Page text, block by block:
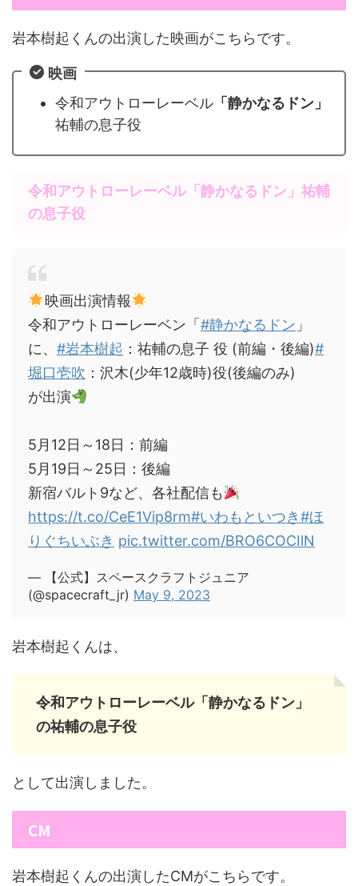
岩本樹起くんの出演した映画がこちらです。
映画
令和アウトローレーベル 「静かなるドン」
祐輔の息子役
令和アウトローレーベル「静かなるドン」 祐輔
の息子役
映画出演情報
令和アウトローレーベン「 #静かなるドン 」
に、 #岩本樹起 ：祐輔の息子 役 (前編・後編)#
堀口壱吹 ：沢木(少年12歳時)役(後編のみ)
が出演
5月12日～18日：前編
5月19日～25日：後編
新宿バルト9など、各社配信も
https://t.co/CeE1Vip8rm#いわもといつき#ほ
りぐちいぶき pic.twitter.com/BRO6COCIlN
— 【公式】スペースクラフトジュニア
(@spacecraft_jr) May 9, 2023
岩本樹起くんは、
令和アウトローレーベル「静かなるドン」
の祐輔の息子役
として出演しました。
CM
岩本樹起くんの出演したCMがこちらです。